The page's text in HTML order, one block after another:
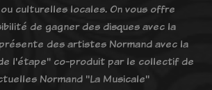
culturelles locales. On vous offre
de gagner des disques avec la
des artistes Normand avec la
l'étape" co-produit par le collectif de
Normand "La Musicale"